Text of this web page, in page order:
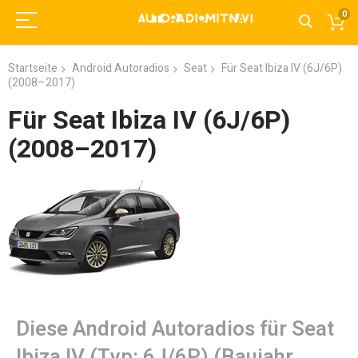
0
Startseite Android Autoradios Seat
Für Seat Ibiza IV (6J/6P)
(2008–2017)
Für Seat Ibiza IV (6J/6P)
(2008–2017)
Diese Android Autoradios für Seat